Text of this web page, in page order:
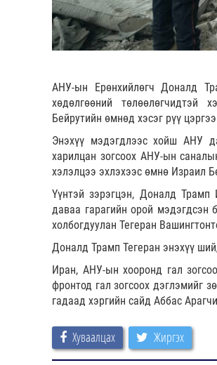
АНУ-ын Ерөнхийлөгч Доналд
хөдөлгөөний
Бейрутийн өмнөд хэсэг рүү
Энэхүү мэдэгдлээс хойш АНУ
харилцан зогсоох АНУ-ын
хэлэлцээ эхлэхээс өмнө Израил
Үүнтэй зэрэгцэн, Доналд
даваа гарагийн орой мэдэгдсэн
холбогдуулан Тегеран
Доналд Трамп Тегеран энэхүү
Иран, АНУ-ын хооронд гал
фронтод гал зогсоох дэглэмийг
гадаад хэргийн сайд Аббас
Хуваалцах Жиргэх